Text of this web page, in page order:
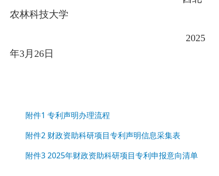
农林科技大学
2025
年3月26日
附件1 专利声明办理流程
附件2 财政资助科研项目专利声明信息采集表
附件3 2025年财政资助科研项目专利申报意向清单